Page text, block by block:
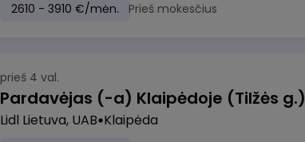
2610 - 3910 €/mėn. Prieš mokesčius
prieš 4 val.
Pardavėjas (-a) Klaipėdoje (Tilžės g.)
Lidl Lietuva, UAB Klaipėda